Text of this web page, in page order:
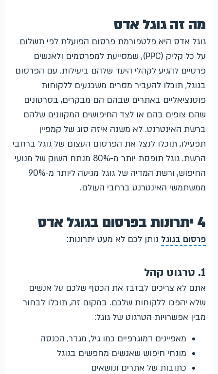
מה זה גוגל אדס
גוגל אדס היא פלטפורמת פרסום הפועלת לפי תשלום
על כל קליק (PPC), שמסייעת למפרסמים ולאנשים
פרטיים להגיע לקהלי היעד שלהם ביעילות. עם הפרסום
בגוגל, תוכלו להעביר מסרים משכנעים ללקוחות
פוטנציאליים באתרים שבהם הם מבקרים, בסרטונים
שהם צופים בהם או לצד החיפושים המקוונים שלהם
ברשת האינטרנט. לא משנה איזה סוג של קמפיין
תפעילו, תוכלו לנצל את הפרסום העצום של גוגל ברחבי
הרשת. גוגל תופסת יותר מ-80% מנתח השוק של מנועי
החיפוש, ורשת המדיה של גוגל מגיעה ליותר מ-90%
ממשתמשי האינטרנט ברחבי העולם.
4 יתרונות בפרסום בגוגל אדס
פרסום בגוגל נותן לכם לא מעט יתרונות:
1. טרגוט קהל
אתם לא צריכים לבזבז את הכסף שלכם על אנשים
שלא יהפכו ללקוחות שלכם. במקום זה, תוכלו לבחור
מבין אפשרויות הטרגוט של גוגל:
מאפיינים דמוגרפיים כמו גיל, מגדר, הכנסה
מונחי חיפוש שאנשים מחפשים בגוגל
כתובות של אתרים ונושאים